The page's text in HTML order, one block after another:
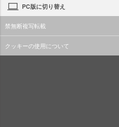
PC版に切り替え
禁無断複写転載
クッキーの使用について